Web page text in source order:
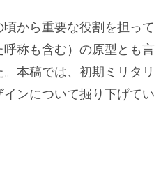
から重要な役割を担って
称も含む）の原型とも言
本稿では、初期ミリタリ
ンについて掘り下げてい